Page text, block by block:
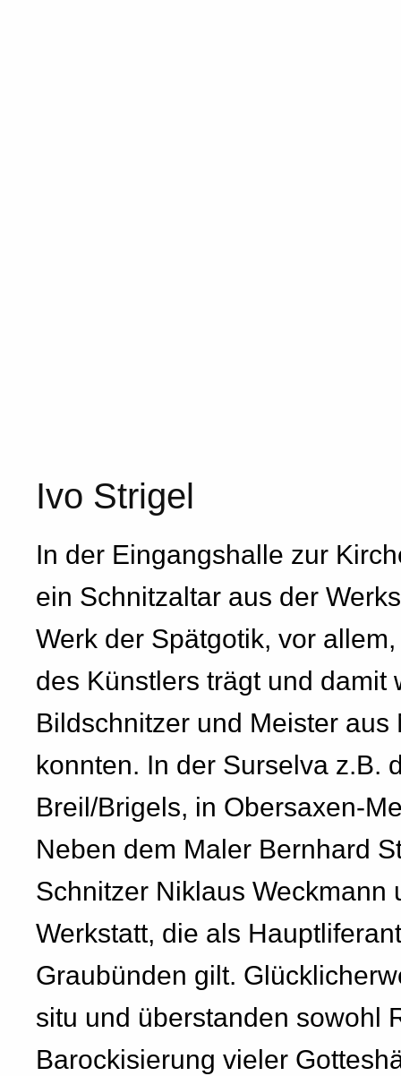
Ivo Strigel
In der Eingangshalle zur
ein Schnitzaltar aus der
Werk der Spätgotik, vor
des Künstlers trägt und damit
Bildschnitzer und Meister
konnten. In der Surselva z.B.
Breil/Brigels, in Obersaxen-
Neben dem Maler Bernhard
Schnitzer Niklaus
Werkstatt, die als
Graubünden gilt.
situ und überstanden sowohl
Barockisierung vieler